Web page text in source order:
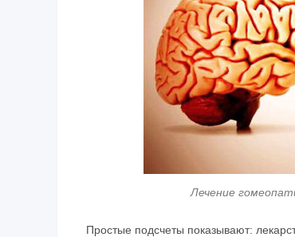
Лечение
Простые подсчеты показывают: